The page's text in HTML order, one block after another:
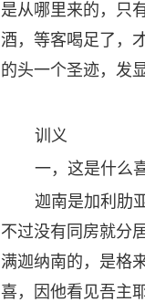
是从哪里来的，只
酒，等客喝足了，
的头一个圣迹，发
训义
一，这是什么
迦南是加利肋
不过没有同房就分
满迦纳南的，是格
喜，因他看见吾主